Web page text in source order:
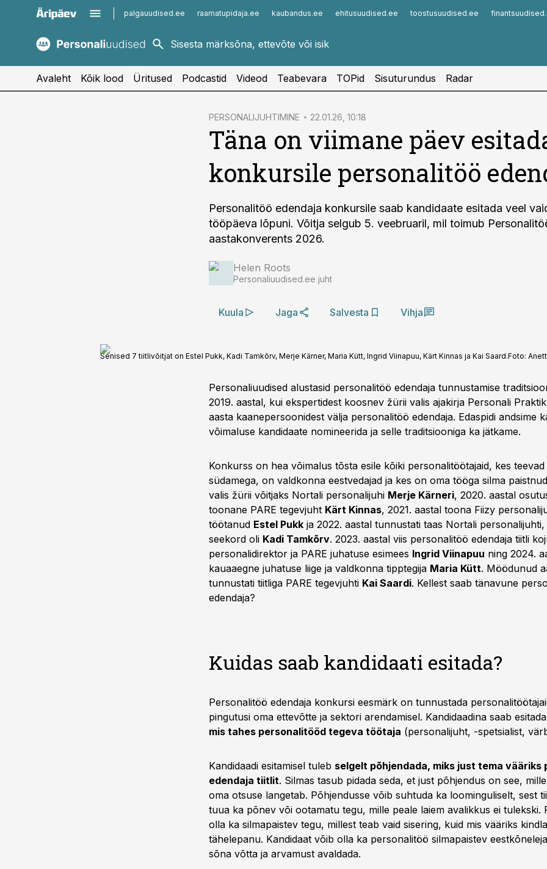
palgauudised.ee raamatupidaja.ee kaubandus.ee ehitusuudised.ee toostusuudised.ee
kaubandus.ee
kinnisvarauudised.ee
imelineajalugu.ee
Infopank
Avaleht Kõik lood Üritused Podcastid Videod Teabevara TOPid Sisuturundus Radar
PERSONALIJUHTIMINE 22.01.26, 10:18
Täna on viimane päev
konkursile personalitöö
Personalitöö edendaja konkursile saab kandidaate esitada veel
tööpäeva lõpuni. Võitja selgub 5. veebruaril, mil toimub
aastakonverents 2026.
Helen Roots
Personaliuudised.ee juht
Kuula Jaga Salvesta Vihja
Senised 7 tiitlivõitjat on Estel Pukk, Kadi Tamkõrv, Merje Kärner, Maria Kütt, Ingrid Viinapuu, Kärt Kinnas ja Kai Saard.Foto:
Personaliuudised alustasid personalitöö edendaja tunnustamise
2019. aastal, kui ekspertidest koosnev žürii valis ajakirja Personali
aasta kaanepersoonidest välja personalitöö edendaja. Edaspidi andsime
võimaluse kandidaate nomineerida ja selle traditsiooniga ka jätkame.
Konkurss on hea võimalus tõsta esile kõiki personalitöötajaid, kes
südamega, on valdkonna eestvedajad ja kes on oma tööga silma
valis žürii võitjaks Nortali personalijuhi Merje Kärneri, 2020. aastal
toonane PARE tegevjuht Kärt Kinnas, 2021. aastal toona Fiizy
töötanud Estel Pukk ja 2022. aastal tunnustati taas Nortali personalijuhti,
seekord oli Kadi Tamkõrv. 2023. aastal viis personalitöö edendaja tiitli
personalidirektor ja PARE juhatuse esimees Ingrid Viinapuu ning 2024.
kauaaegne juhatuse liige ja valdkonna tipptegija Maria Kütt. Möödunud
tunnustati tiitliga PARE tegevjuhti Kai Saardi. Kellest saab tänavune
edendaja?
Kuidas saab kandidaati esitada?
Personalitöö edendaja konkursi eesmärk on tunnustada
pingutusi oma ettevõtte ja sektori arendamisel. Kandidaadina saab
mis tahes personalitööd tegeva töötaja (personalijuht, -spetsialist,
Kandidaadi esitamisel tuleb selgelt põhjendada, miks just tema vääriks
edendaja tiitlit. Silmas tasub pidada seda, et just põhjendus on see,
oma otsuse langetab. Põhjendusse võib suhtuda ka loominguliselt, sest
tuua ka põnev või ootamatu tegu, mille peale laiem avalikkus ei tulekski.
olla ka silmapaistev tegu, millest teab vaid sisering, kuid mis vääriks
tähelepanu. Kandidaat võib olla ka personalitöö silmapaistev
sõna võtta ja arvamust avaldada.